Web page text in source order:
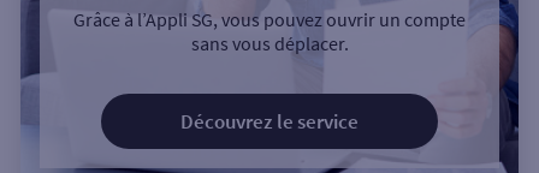
Grâce à l’Appli SG, vous pouvez ouvrir un compte
sans vous déplacer.
Découvrez le service